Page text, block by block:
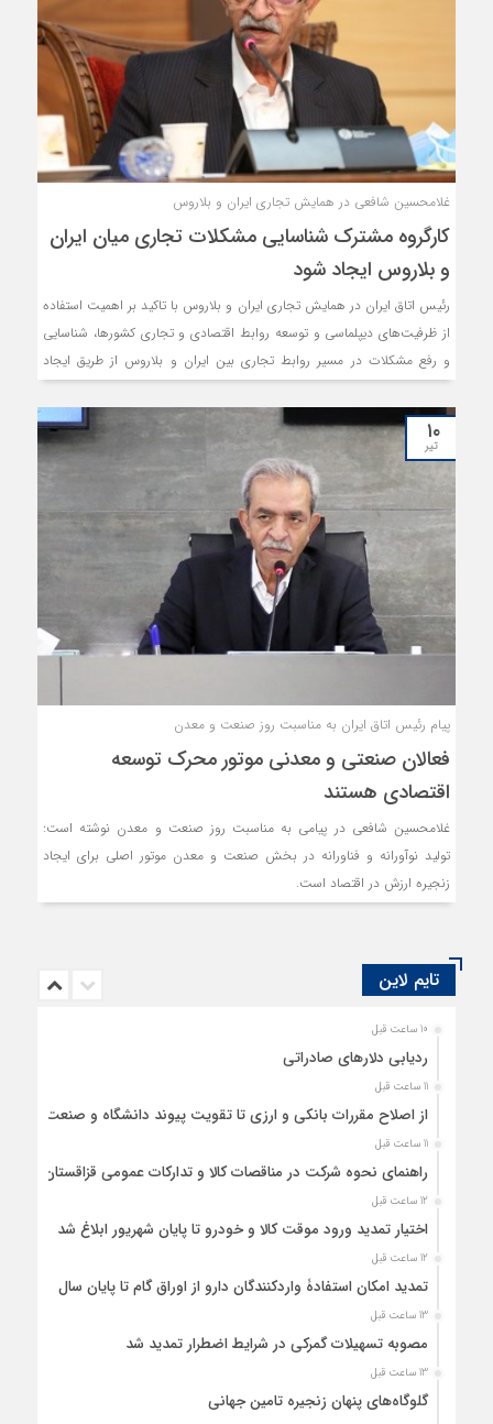
غلامحسین شافعی در همایش تجاری ایران و بلاروس
کارگروه مشترک شناسایی مشکلات تجاری میان ایران
و بلاروس ایجاد شود
رئیس اتاق ایران در همایش تجاری ایران و بلاروس با تاکید بر اهمیت استفاده
از ظرفیت‌های دیپلماسی و توسعه روابط اقتصادی و تجاری کشورها، شناسایی
و رفع مشکلات در مسیر روابط تجاری بین ایران و بلاروس از طریق ایجاد
۱۰
تیر
پیام رئیس اتاق ایران به مناسبت روز صنعت و معدن
فعالان صنعتی و معدنی موتور محرک توسعه
اقتصادی هستند
غلامحسین شافعی در پیامی به مناسبت روز صنعت و معدن نوشته است:
تولید نوآورانه و فناورانه در بخش صنعت و معدن موتور اصلی برای ایجاد
زنجیره ارزش در اقتصاد است.
تایم لاین
10 ساعت قبل
ردیابی دلارهای صادراتی
11 ساعت قبل
از اصلاح مقررات بانکی و ارزی تا تقویت پیوند دانشگاه و صنعت
11 ساعت قبل
راهنمای نحوه شرکت در مناقصات کالا و تدارکات عمومی قزاقستان
12 ساعت قبل
اختیار تمدید ورود موقت کالا و خودرو تا پایان شهریور ابلاغ شد
12 ساعت قبل
تمدید امکان استفادۀ واردکنندگان دارو از اوراق گام تا پایان سال
13 ساعت قبل
مصوبه تسهیلات گمرکی در شرایط اضطرار تمدید شد
13 ساعت قبل
گلوگاه‌های پنهان زنجیره تامین جهانی